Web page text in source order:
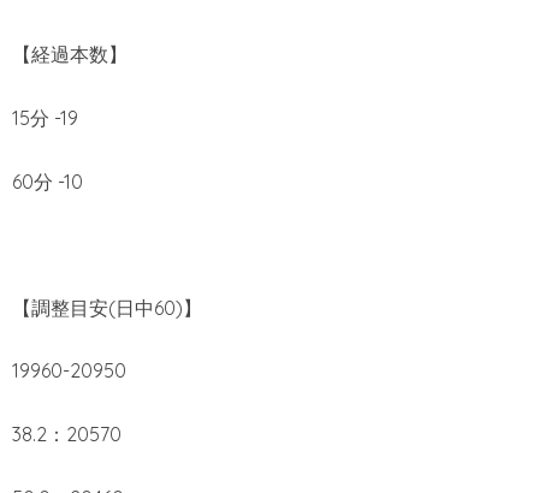
【経過本数】
15分 -19
60分 -10
【調整目安(日中60)】
19960-20950
38.2：20570